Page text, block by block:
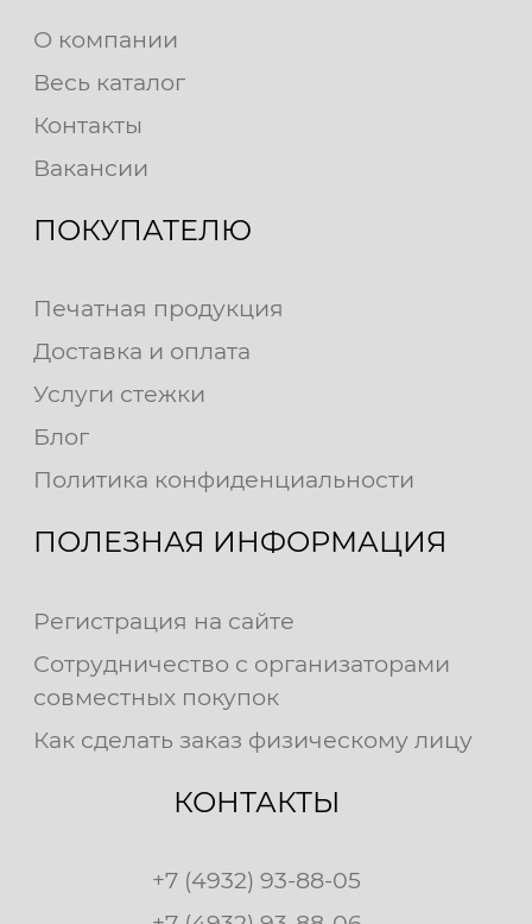
О компании
Весь каталог
Контакты
Вакансии
ПОКУПАТЕЛЮ
Печатная продукция
Доставка и оплата
Услуги стежки
Блог
Политика конфиденциальности
ПОЛЕЗНАЯ ИНФОРМАЦИЯ
Регистрация на сайте
Сотрудничество с организаторами
совместных покупок
Как сделать заказ физическому лицу
КОНТАКТЫ
+7 (4932) 93-88-05